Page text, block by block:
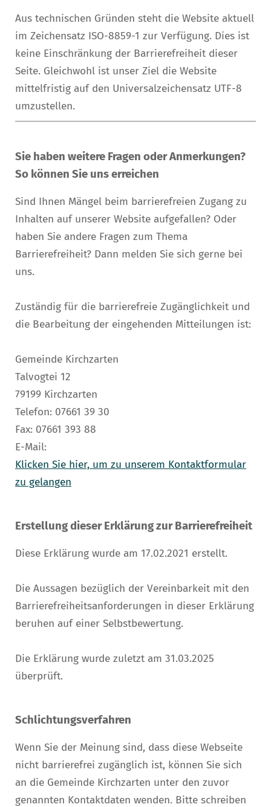
Aus technischen Gründen steht die Website aktuell
im Zeichensatz ISO-8859-1 zur Verfügung. Dies ist
keine Einschränkung der Barrierefreiheit dieser
Seite. Gleichwohl ist unser Ziel die Website
mittelfristig auf den Universalzeichensatz UTF-8
umzustellen.
Sie haben weitere Fragen oder Anmerkungen?
So können Sie uns erreichen
Sind Ihnen Mängel beim barrierefreien Zugang zu
Inhalten auf unserer Website aufgefallen? Oder
haben Sie andere Fragen zum Thema
Barrierefreiheit? Dann melden Sie sich gerne bei
uns.
Zuständig für die barrierefreie Zugänglichkeit und
die Bearbeitung der eingehenden Mitteilungen ist:
Gemeinde Kirchzarten
Talvogtei 12
79199 Kirchzarten
Telefon: 07661 39 30
Fax: 07661 393 88
E-Mail:
Klicken Sie hier, um zu unserem Kontaktformular
zu gelangen
Erstellung dieser Erklärung zur Barrierefreiheit
Diese Erklärung wurde am 17.02.2021 erstellt.
Die Aussagen bezüglich der Vereinbarkeit mit den
Barrierefreiheitsanforderungen in dieser Erklärung
beruhen auf einer Selbstbewertung.
Die Erklärung wurde zuletzt am 31.03.2025
überprüft.
Schlichtungsverfahren
Wenn Sie der Meinung sind, dass diese Webseite
nicht barrierefrei zugänglich ist, können Sie sich
an die Gemeinde Kirchzarten unter den zuvor
genannten Kontaktdaten wenden. Bitte schreiben